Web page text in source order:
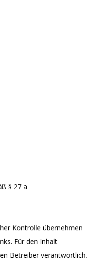
§ 27 a
Kontrolle übernehmen
Für den Inhalt
Betreiber verantwortlich.